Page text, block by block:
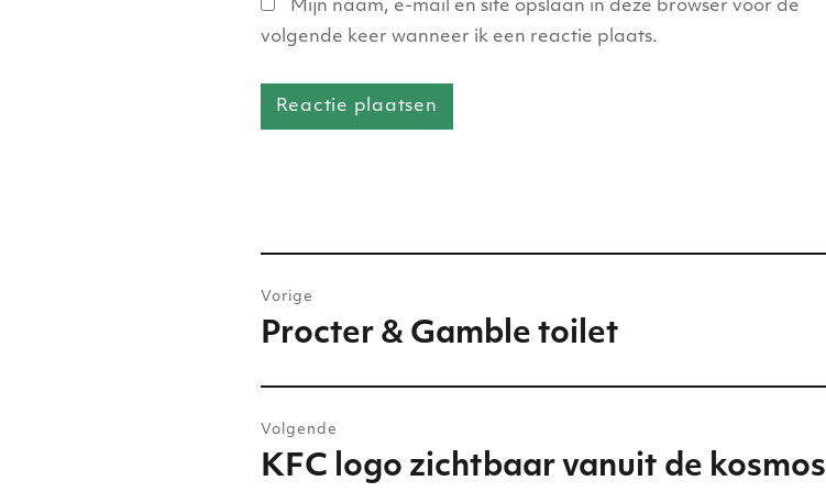
Mijn naam, e-mail en site opslaan in deze browser voor de
volgende keer wanneer ik een reactie plaats.
navigatie
Vorige
Vorig
Procter & Gamble toilet
Volgende
Volgend
KFC logo zichtbaar vanuit de kosmos